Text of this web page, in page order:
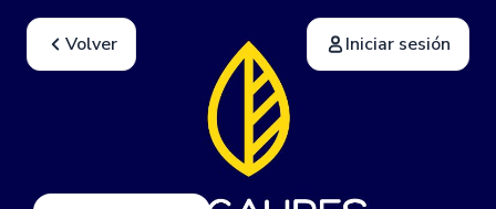
Volver Iniciar sesión